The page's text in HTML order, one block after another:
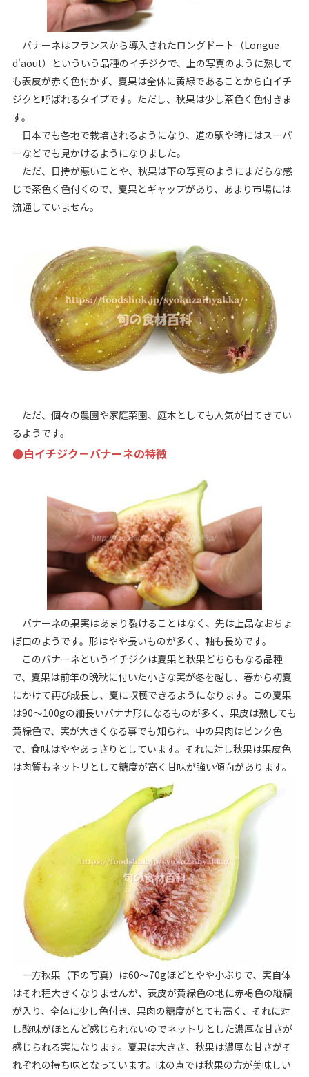
バナーネはフランスから導入されたロングドート（Longue
d'aout）といういう品種のイチジクで、上の写真のように熟して
も表皮が赤く色付かず、夏果は全体に黄緑であることから白イチ
ジクと呼ばれるタイプです。ただし、秋果は少し茶色く色付きま
す。
日本でも各地で栽培されるようになり、道の駅や時にはスーパ
ーなどでも見かけるようになりました。
ただ、日持が悪いことや、秋果は下の写真のようにまだらな感
じで茶色く色付くので、夏果とギャップがあり、あまり市場には
流通していません。
ただ、個々の農園や家庭菜園、庭木としても人気が出てきてい
るようです。
●白イチジク－バナーネの特徴
バナーネの果実はあまり裂けることはなく、先は上品なおちょ
ぼ口のようです。形はやや長いものが多く、軸も長めです。
このバナーネというイチジクは夏果と秋果どちらもなる品種
で、夏果は前年の晩秋に付いた小さな実が冬を越し、春から初夏
にかけて再び成長し、夏に収穫できるようになります。この夏果
は90〜100gの細長いバナナ形になるものが多く、果皮は熟しても
黄緑色で、実が大きくなる事でも知られ、中の果肉はピンク色
で、食味はややあっさりとしています。それに対し秋果は果皮色
は肉質もネットリとして糖度が高く甘味が強い傾向があります。
一方秋果（下の写真）は60～70gほどとやや小ぶりで、実自体
はそれ程大きくなりませんが、表皮が黄緑色の地に赤褐色の縦縞
が入り、全体に少し色付き、果肉の糖度がとても高く、それに対
し酸味がほとんど感じられないのでネットリとした濃厚な甘さが
感じられる実になります。夏果は大きさ、秋果は濃厚な甘さがそ
れぞれの持ち味となっています。味の点では秋果の方が美味しい